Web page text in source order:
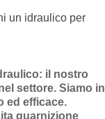
un idraulico per
: il nostro
settore. Siamo in
ed efficace.
guarnizione